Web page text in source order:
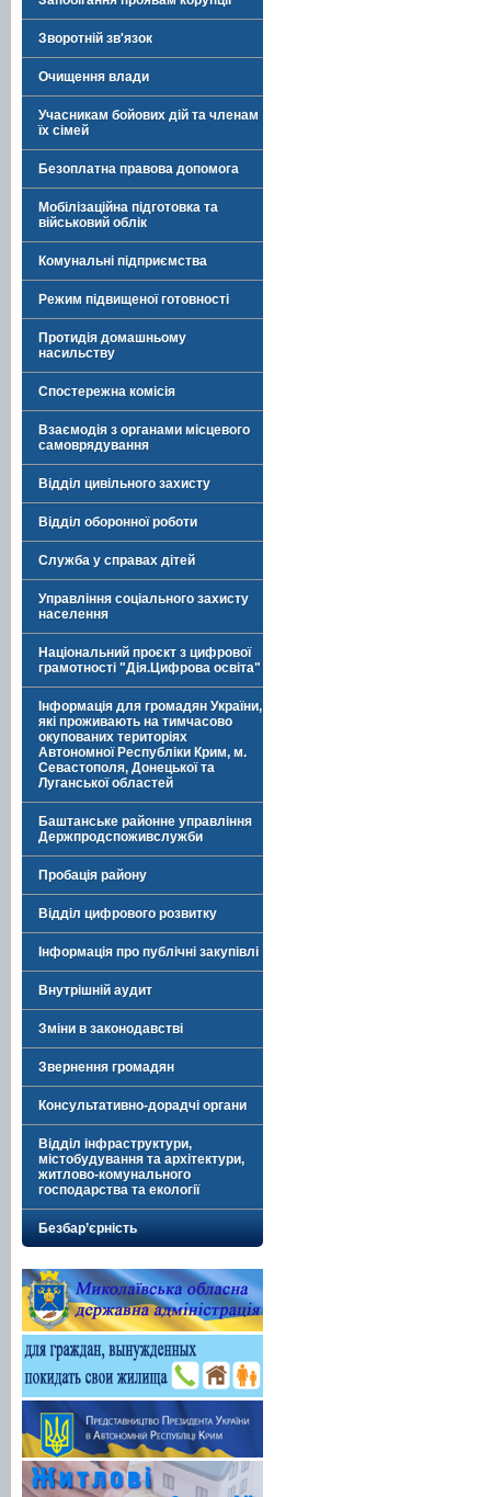
Зворотній зв'язок
Очищення влади
Учасникам бойових дій та членам
їх сімей
Безоплатна правова допомога
Мобілізаційна підготовка та
військовий облік
Комунальні підприємства
Режим підвищеної готовності
Протидія домашньому
насильству
Спостережна комісія
Взаємодія з органами місцевого
самоврядування
Відділ цивільного захисту
Відділ оборонної роботи
Служба у справах дітей
Управління соціального захисту
населення
Національний проєкт з цифрової
грамотності "Дія.Цифрова освіта"
Інформація для громадян України,
які проживають на тимчасово
окупованих територіях
Автономної Республіки Крим, м.
Севастополя, Донецької та
Луганської областей
Баштанське районне управління
Держпродспоживслужби
Пробація району
Відділ цифрового розвитку
Інформація про публічні закупівлі
Внутрішній аудит
Зміни в законодавстві
Звернення громадян
Консультативно-дорадчі органи
Відділ інфраструктури,
містобудування та архітектури,
житлово-комунального
господарства та екології
Безбар’єрність